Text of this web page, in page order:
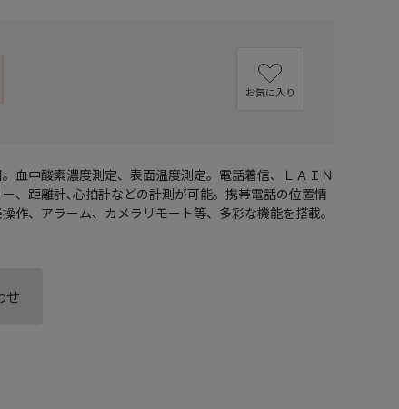
お気に入り
血中酸素濃度測定、表面温度測定。電話着信、ＬＡＩＮ
、距離計､心拍計などの計測が可能。携帯電話の位置情
作、アラーム、カメラリモート等、多彩な機能を搭載。
せ